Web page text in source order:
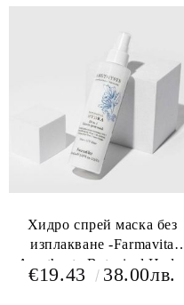
Хидро спрей маска без
изплакване -Farmavita
Amethyste Botanical Hydra
10in1 Leave in Mask 150 мл
€19.43 38.00лв.